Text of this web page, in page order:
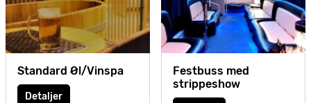
Standard Øl/Vinspa
Detaljer
Festbuss med
strippeshow